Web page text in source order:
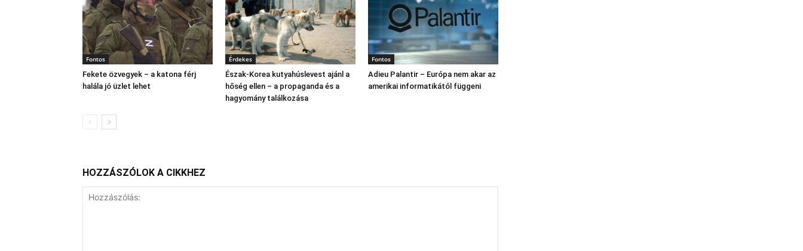
Fontos
Fekete özvegyek – a katona férj
halála jó üzlet lehet
Érdekes
Észak‑Korea kutyahúslevest ajánl a
hőség ellen – a propaganda és a
hagyomány találkozása
Fontos
Adieu Palantir – Európa nem akar az
amerikai informatikától függeni
HOZZÁSZÓLOK A CIKKHEZ